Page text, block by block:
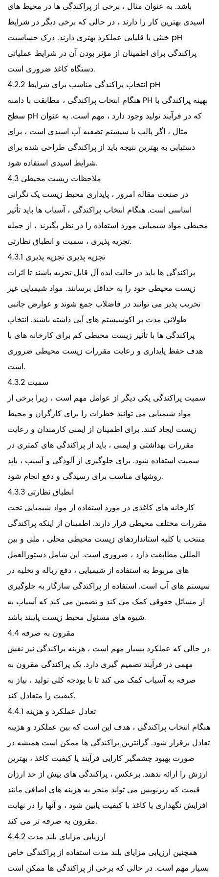
باشد. به عنوان مثال ، برخی از پراکندگی ها در محیط های
اسیدی بهترین کار را دارند ، در حالی که برخی دیگر در شرایط
خنثی یا قلیایی عملکرد بهتری دارند. درک حساسیت pH
پراکندگی برای اطمینان از مؤثر بودن آن در شرایط عملیاتی
دستگاه کاغذ ضروری است.
4.2.2 انتخاب پراکندگی مناسب برای شرایط pH
هنگام انتخاب پراکندگی ، مطابقت با دامنه PH بهینه پراکندگی با
سطح pH که در فرآیند تولید وجود دارد ، مهم است. به عنوان
مثال ، اگر پالپ یا سیستم تصفیه آب اسیدی است ، برای
دستیابی به بهترین نتیجه باید از پراکندگی طراحی شده برای
شرایط اسیدی استفاده شود.
4.3 ملاحظات زیست محیطی
در صنعت مقاله امروز ، پایداری محیط زیست یک نگرانی
اساسی است. هنگام انتخاب پراکندگی ، آسیاب ها باید تأثیر
محیطی مواد شیمیایی مورد استفاده را در نظر بگیرند ، از جمله
تجزیه پذیری ، سمیت و انطباق نظارتی.
4.3.1 تجزیه پذیری تجزیه پذیری
پراکندگی ها باید در حالت ایده آل قابل تجزیه باشند تا اثرات
زیست محیطی خود را به حداقل برسانند. مواد شیمیایی غیر
تخریب پذیر می توانند در فاضلاب جمع شوند و عوارض جانبی
طولانی مدت بر اکوسیستم های آبی داشته باشند. انتخاب
پراکندگی ها با تأثیر زیست محیطی کم برای کارخانه های با
هدف حفظ پایداری و رعایت مقررات زیست محیطی ضروری
است.
4.3.2 سمیت
سمیت پراکندگی یکی دیگر از عوامل مهم است ، زیرا برخی از
مواد شیمیایی می توانند خطرات را برای کارگران و محیط
زیست ایجاد کنند. برای اطمینان از ایمنی کارمندان و رعایت
مقررات بهداشتی و ایمنی ، باید از پراکندگی های کمتری در
سمیت استفاده شود. برای جلوگیری از آلودگی و آسیب ، باید
روشهای مناسب برای رسیدگی و دفع انجام شود.
4.3.3 انطباق نظارتی
کارخانه های کاغذی در مورد استفاده از مواد شیمیایی تحت
مقررات مختلف محیطی قرار دارند. اطمینان از اینکه پراکندگی
منتخب با کلیه استانداردهای زیست محیطی محلی ، ملی و بین
المللی مطابقت دارد ، ضروری است. این شامل دستورالعمل
های مربوط به استفاده از شیمیایی ، دفع زباله و تخلیه در
سیستم های آب است. استفاده از پراکندگی سازگار به جلوگیری
از مسائل حقوقی کمک می کند و تضمین می کند که آسیاب به
شیوه های مسئول محیط زیست پایبند باشد.
4.4 مقرون به صرفه
در حالی که عملکرد بسیار مهم است ، هزینه پراکندگی نیز نقش
مهمی در فرآیند تصمیم گیری دارد. یک پراکندگی مقرون به
صرفه به آسیاب کمک می کند تا با بودجه کلی تولید ، نیاز به
کیفیت را متعادل کند.
4.4.1 تعادل عملکرد و هزینه
هنگام انتخاب پراکندگی ، هدف این است که بین عملکرد و هزینه
تعادل برقرار شود. گرانترین پراکندگی ها ممکن است همیشه در
صورت بهبود چشمگیر کارایی فرآیند یا کیفیت کاغذ ، بهترین
ارزش را ارائه ندهند. برعکس ، پراکندگی های بیش از حد ارزان
قیمت که زیرنویس می تواند منجر به هزینه های اضافی مانند
افزایش نگهداری یا کاغذ با کیفیت پایین شود ، و آنها را در نهایت
مقرون به صرفه تر می کند.
4.4.2 ارزیابی مزایای بلند مدت
همچنین ارزیابی مزایای بلند مدت استفاده از پراکندگی خاص
بسیار مهم است. در حالی که برخی از پراکندگی ها ممکن است